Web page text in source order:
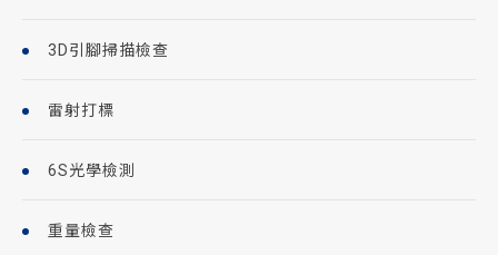
3D引腳掃描檢查
雷射打標
6S光學檢測
重量檢查